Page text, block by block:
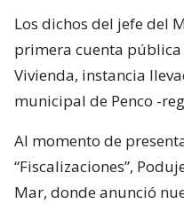
Los dichos del jefe del
primera cuenta
Vivienda, instancia
municipal de Penco -
Al momento de
“Fiscalizaciones”,
Mar, donde anunció